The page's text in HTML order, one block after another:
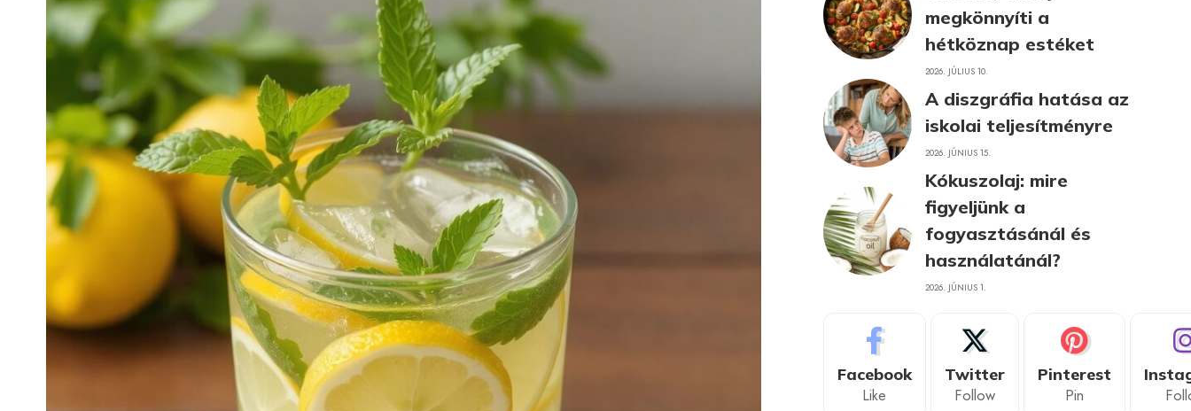
megkönnyíti a
hétköznap estéket
2026. JÚLIUS 10.
A diszgráfia hatása az
iskolai teljesítményre
2026. JÚNIUS 15.
Kókuszolaj: mire
figyeljünk a
fogyasztásánál és
használatánál?
2026. JÚNIUS 1.
Facebook
Like
Twitter
Follow
Pinterest
Pin